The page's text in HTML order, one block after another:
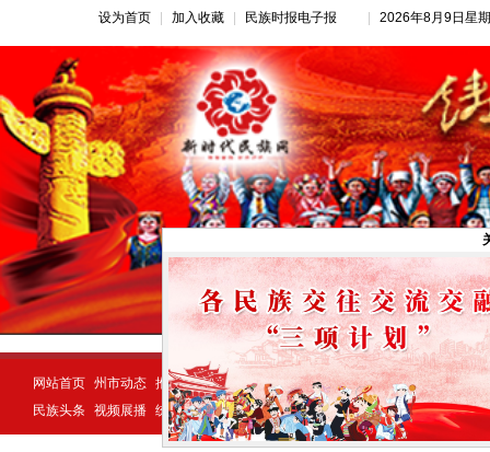
设为首页 加入收藏 民族时报电子报 2026年8月9日星
网站首页 州市动态 推荐新闻 公告公示 新闻动态
民族头条
视频展播 统一战线 民族动态 宗教视窗
民族经济 示范创建